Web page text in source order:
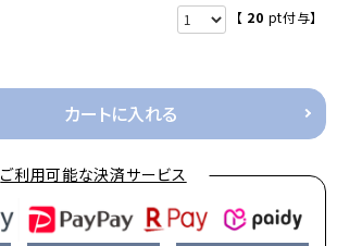
【 20 pt付与】
カートに入れる
ご利用可能な決済サービス